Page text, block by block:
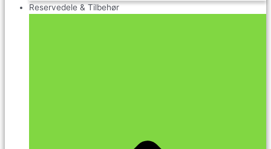
Reservedele & Tilbehør